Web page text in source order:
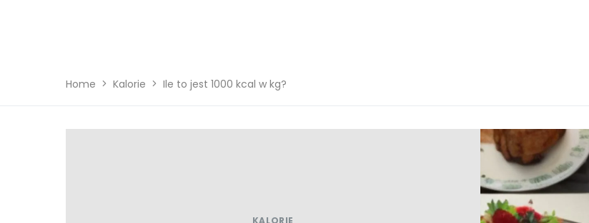
Home Kalorie Ile to jest 1000 kcal w kg?
KALORIE